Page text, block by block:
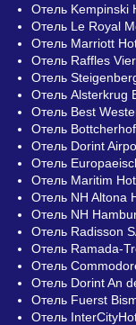
Отель Kempinski
Отель Le Royal
Отель Marriott
Отель Raffles
Отель
Отель Alsterkrug
Отель Best
Отель
Отель Dorint
Отель
Отель Maritim
Отель NH Altona
Отель NH
Отель Radisson
Отель Ramada-
Отель
Отель Dorint An
Отель Fuerst
Отель